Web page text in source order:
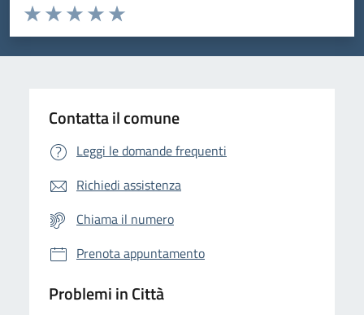
Domanda
Valuta da 1 a 5 stelle la pagina
Valuta 5 stelle su 5
Valuta 4 stelle su 5
Valuta 3 stelle su 5
Valuta 2 stelle su 5
Valuta 1 stelle su 5
Contatta il comune
Leggi le domande frequenti
Richiedi assistenza
Chiama il numero
Prenota appuntamento
Problemi in Città